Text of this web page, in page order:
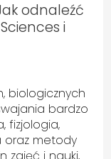
odnaleźć
i
biologicznych
bardzo
fizjologia,
oraz metody